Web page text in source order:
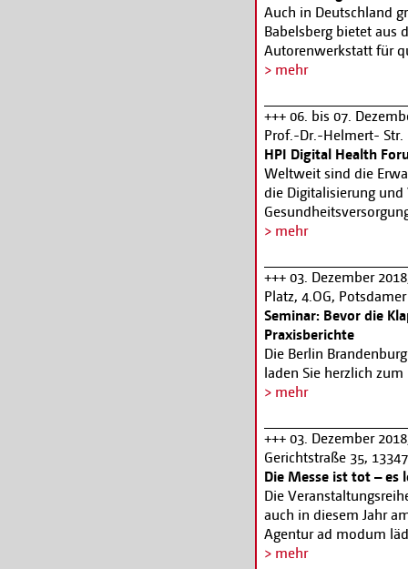
ihren
Reise. Zu der vom
wird Esther
unter 0331-2718112,
potsdam.de
Auch in Deutschland
Babelsberg bietet aus
Autorenwerkstatt für
7. Dezember 2018 bis
eigenes Serienprojekt
marktfähigen Konzept
Handwerkszeug
Autor_innen in einem
von den
Martens geleitet.
> mehr
+++ 06. bis 07.
Prof.-Dr.-Helmert- Str.
HPI Digital Health
Weltweit sind die
die Digitalisierung und
mobile Technologien
Krankheiten und nicht
Kosteneinsparungen.
derzeit in die Zukunft
Das Silicon Valley
Plattner-Instituts
Wissenschaft,
Entwicklungen sowie
patientengenerierter
Anmeldung finden Sie
> mehr
+++ 03. Dezember
Platz, 4.OG,
Seminar: Bevor die
Praxisberichte
Die Berlin
laden Sie herzlich
dem Bereich Location
Produktion,
tatsächlich gedrehten
Antragstellung,
erster Hand. Sie sind
Vertreter einer
der Bezirke bzw.
Polizeiabschnitte usw.
> mehr
+++ 03. Dezember
Gerichtstraße 35,
Die Messe ist tot – es
Die
auch in diesem Jahr
Agentur ad modum
Zukunft von Messen,
> mehr